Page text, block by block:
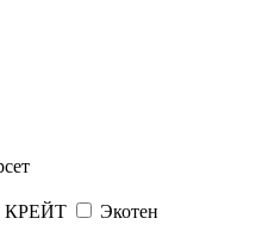
КРЕЙТ
Экотен